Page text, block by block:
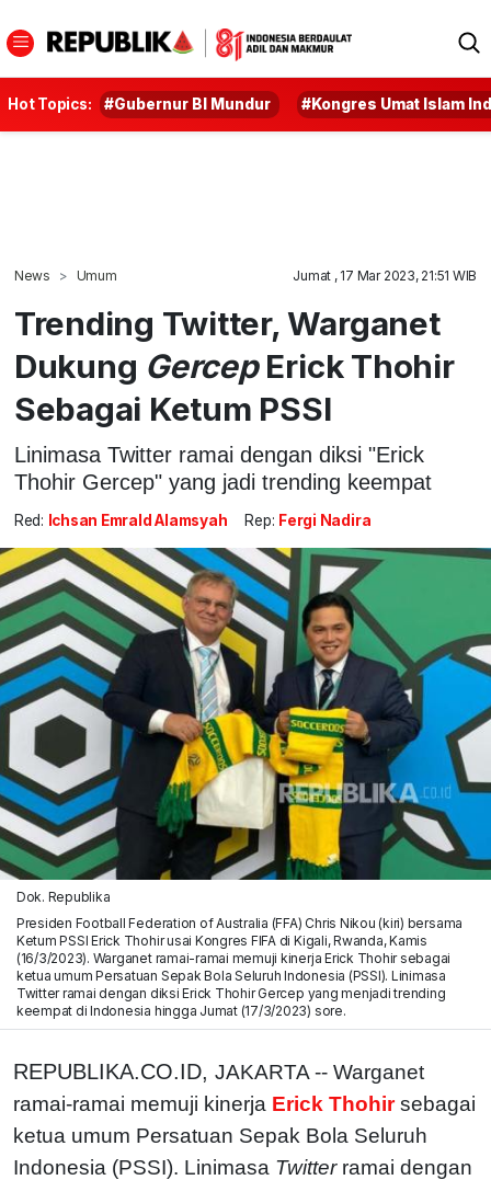
Hot Topics: #Gubernur BI Mundur #Kongres Umat Islam
News Umum Jumat , 17 Mar 2023, 21:51 WIB
Trending Twitter, Warganet
Dukung GercepErick Thohir
Sebagai Ketum PSSI
Linimasa Twitter ramai dengan diksi "Erick
Thohir Gercep" yang jadi trending keempat
Red: Ichsan Emrald Alamsyah Rep: Fergi Nadira
Dok. Republika
Presiden Football Federation of Australia (FFA) Chris Nikou (kiri) bersama
Ketum PSSI Erick Thohir usai Kongres FIFA di Kigali, Rwanda, Kamis
(16/3/2023). Warganet ramai-ramai memuji kinerja Erick Thohir sebagai
ketua umum Persatuan Sepak Bola Seluruh Indonesia (PSSI). Linimasa
Twitter ramai dengan diksi Erick Thohir Gercep yang menjadi trending
keempat di Indonesia hingga Jumat (17/3/2023) sore.
REPUBLIKA.CO.ID, JAKARTA -- Warganet
ramai-ramai memuji kinerja Erick Thohirsebagai
ketua umum Persatuan Sepak Bola Seluruh
Indonesia (PSSI). Linimasa Twitterramai dengan